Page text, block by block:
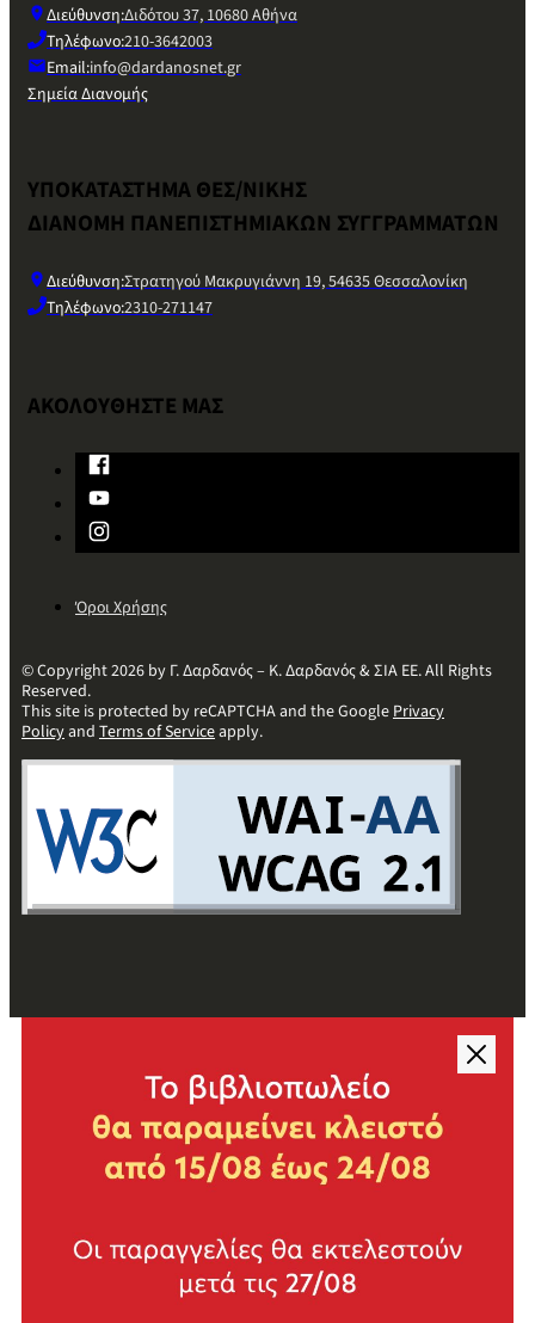
Διεύθυνση:Διδότου 37, 10680 Αθήνα
Τηλέφωνο:210-3642003
Email:info@dardanosnet.gr
Σημεία Διανομής
ΥΠΟΚΑΤΑΣΤΗΜΑ ΘΕΣ/ΝΙΚΗΣ
ΔΙΑΝΟΜΗ ΠΑΝΕΠΙΣΤΗΜΙΑΚΩΝ ΣΥΓΓΡΑΜΜΑΤΩΝ
Διεύθυνση:Στρατηγού Μακρυγιάννη 19, 54635 Θεσσαλονίκη
Τηλέφωνο:2310-271147
ΑΚΟΛΟΥΘΗΣΤΕ ΜΑΣ
Όροι Χρήσης
© Copyright 2026 by Γ. Δαρδανός – Κ. Δαρδανός & ΣΙΑ ΕΕ. All Rights
Reserved.
This site is protected by reCAPTCHA and the GooglePrivacy
Policyand Terms of Serviceapply.